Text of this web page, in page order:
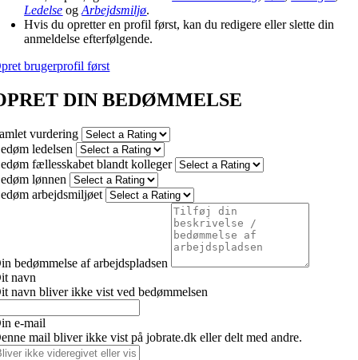
Ledelse ogArbejdsmiljø.
Hvis du opretter en profil først, kan du redigere eller slette din
anmeldelse efterfølgende.
brugerprofil først
DIN BEDØMMELSE
vurdering
ledelsen
fællesskabet blandt kolleger
lønnen
arbejdsmiljøet
bedømmelse af arbejdspladsen
navn
navn bliver ikke vist ved bedømmelsen
e-mail
mail bliver ikke vist på jobrate.dk eller delt med andre.